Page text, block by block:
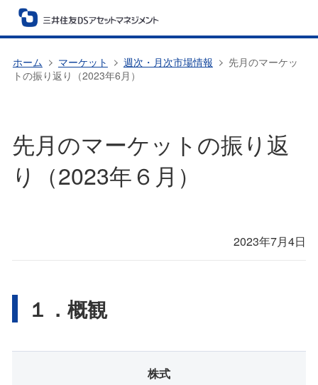
ホーム マーケット 週次・月次市場情報
先月のマーケッ
トの振り返り（2023年6月）
先月のマーケットの振り返
り（2023年６月）
2023年7月4日
１．概観
株式